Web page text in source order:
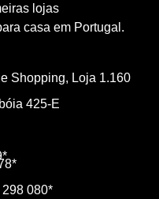
lojas
casa em Portugal.
Shopping, Loja 1.160
425-E
080*